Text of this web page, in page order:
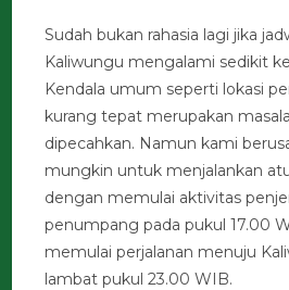
Sudah bukan rahasia lagi jika
Kaliwungu mengalami sedikit
Kendala umum seperti lokasi
kurang tepat merupakan
dipecahkan. Namun kami
mungkin untuk menjalankan
dengan memulai aktivitas
penumpang pada pukul 17.00
memulai perjalanan menuju
lambat pukul 23.00 WIB.